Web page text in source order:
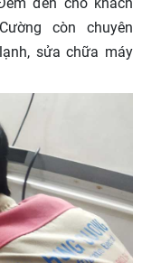
còn chuyên
sửa chữa máy